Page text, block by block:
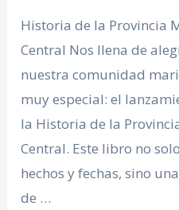
Historia de la Provincia
Central Nos llena de
nuestra comunidad
muy especial: el
la Historia de la
Central. Este libro no
hechos y fechas, sino
de …